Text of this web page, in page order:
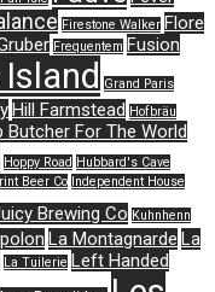
Firestone Walker Flore
Frequentem Fusion
Grand Paris
Hill Farmstead Hofbräu
Butcher For The World
Hoppy Road Hubbard's Cave
Beer Co Independent House
Brewing Co Kuhnhenn
La Montagnarde La
La Tuilerie Left Handed